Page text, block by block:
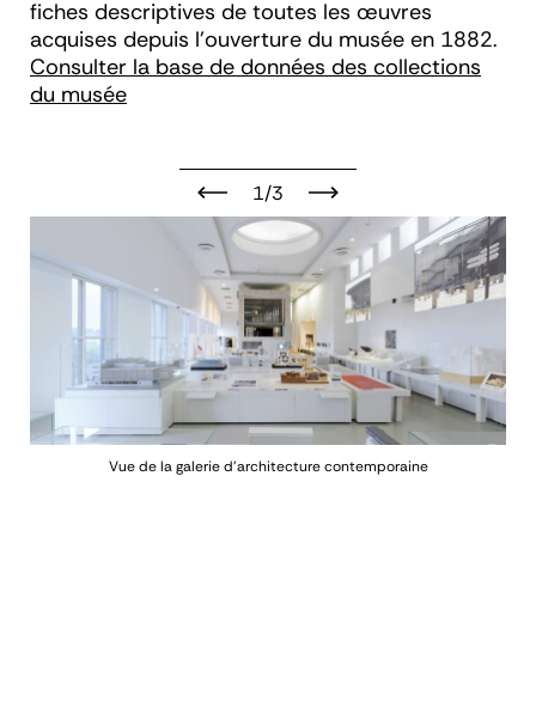
fiches descriptives de toutes les œuvres
acquises depuis l’ouverture du musée en 1882.
Consulter la base de données des collections
du musée
1/3
Vue de la galerie d'architecture contemporaine